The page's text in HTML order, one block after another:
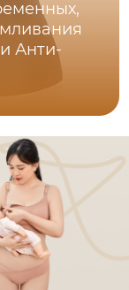
Анти-